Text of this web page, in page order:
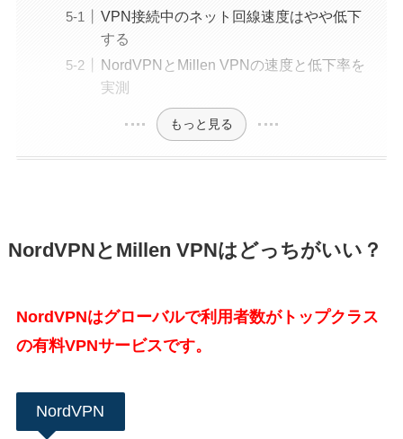
VPN接続中のネット回線速度はやや低下
する
NordVPNとMillen VPNの速度と低下率を
実測
もっと見る
NordVPNとMillen VPNはどっちがいい？
NordVPNはグローバルで利用者数がトップクラス
の有料VPNサービスです。
NordVPN